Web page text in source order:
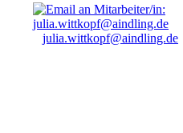
julia.wittkopf@aindling.de